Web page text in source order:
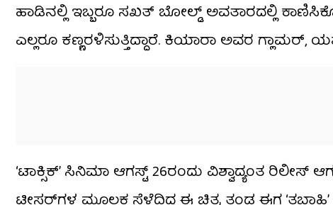
ಹಾಡಿನಲ್ಲಿ ಇಬ್ಬರೂ ಸಖತ್ ಬೋಲ್ಡ್​ ಅವತಾರದಲ್ಲಿ
ಎಲ್ಲರೂ ಕಣ್ಣರಳಿಸುತ್ತಿದ್ದಾರೆ. ಕಿಯಾರಾ ಅವರ ಗ್ಲಾಮರ್,
‘ಟಾಕ್ಸಿಕ್’ ಸಿನಿಮಾ ಆಗಸ್ಟ್​ 26ರಂದು ವಿಶ್ವಾದ್ಯಂತ